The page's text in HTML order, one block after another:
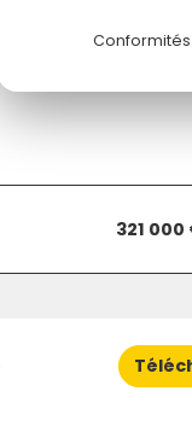
Conformités
321 000